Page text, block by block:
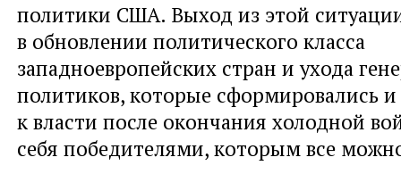
политики США. Выход из этой
в обновлении политического класса
западноевропейских стран и ухода
политиков, которые сформировались
к власти после окончания холодной
себя победителями, которым все